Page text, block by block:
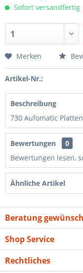
Sofort versandfertig
Merken
Artikel-Nr.:
Beschreibung
730 Aufomatic
Bewertungen
0
Bewertungen lesen,
Ähnliche Artikel
Beratung
Shop Service
Rechtliches